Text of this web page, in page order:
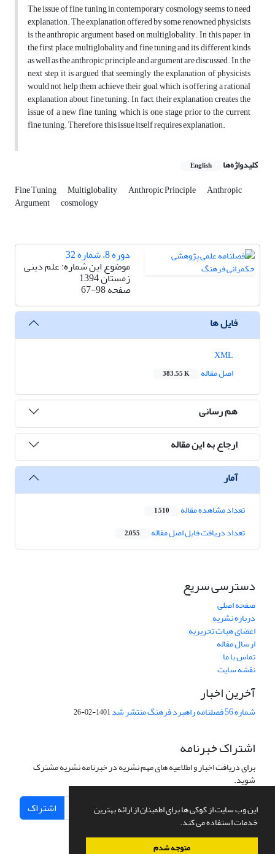
این وب سایت از کوکی ها برای اطمینان از ارائه بهترین
خدمات استفاده می کند.
متوجه شدم
The issue of fine tuning in contemporary cosmology seems to need
explanation. The explanation offered by some renowned physicists
is the anthropic argument based on multiglobality. In this paper, in
the first place, multiglobality and fine tuning and its different kinds
as well as the anthropic principle and argument are discussed. In the
next step, it is argued that seemingly the explanation of physicists
would not help them achieve their goal, which is offering a rational
explanation about fine tuning. In fact, their explanation creates the
issue of a new fine tuning, which is one stage prior to the current
fine tuning. Therefore, this issue itself requires explanation.
کلیدواژه‌ها English
Fine Tuning Multiglobality Anthropic Principle Anthropic
Argument cosmology
دوره 8، شماره 32
موضوع این شماره: علم دینی
زمستان 1394
صفحه67-98
فایل ها
اصل مقاله
383.55 K
هم رسانی
ارجاع به این مقاله
آمار
تعداد مشاهده مقاله 1,510
تعداد دریافت فایل اصل مقاله 2,055
دسترسی سریع
صفحه اصلی
درباره نشریه
اعضای هیات تحریریه
ارسال مقاله
تماس با ما
نقشه سایت
آخرین اخبار
شماره 56 فصلنامه راهبرد فرهنگ منتشر شد 1401-02-26
اشتراک خبرنامه
برای دریافت اخبار و اطلاعیه های مهم نشریه در خبرنامه نشریه مشترک
شوید.
اشتراک